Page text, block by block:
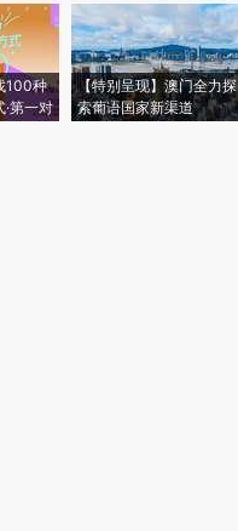
100种
第一对
【特别呈现】澳门全力探
索葡语国家新渠道